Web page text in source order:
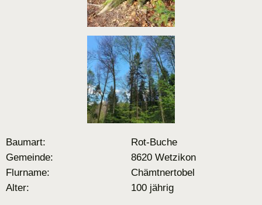
Baumart:
Rot-Buche
Gemeinde:
8620 Wetzikon
Flurname:
Chämtnertobel
Alter:
100 jährig